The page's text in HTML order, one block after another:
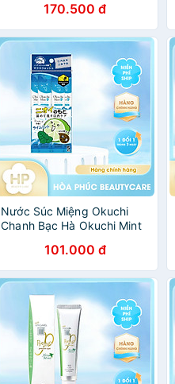
2 hộp) - Nhập Khẩu Tây
Ban Nha
170.500 đ
Nước Súc Miệng Okuchi
Chanh Bạc Hà Okuchi Mint
101.000 đ